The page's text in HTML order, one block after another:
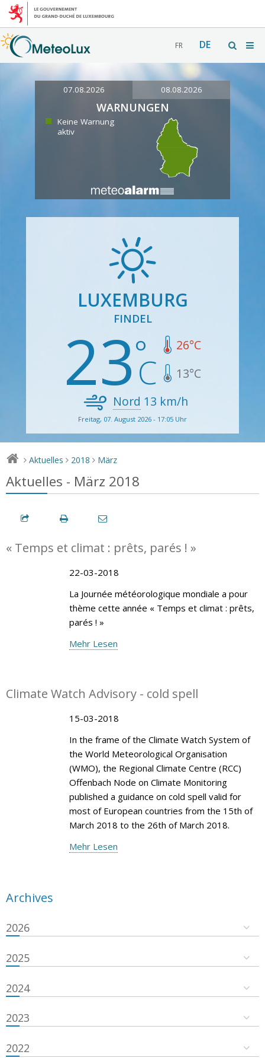
FR DE
07.08.2026 08.08.2026
WARNUNGEN
Keine Warnung
aktiv
LUXEMBURG
FINDEL
23 26°C
13°C
Nord 13 km/h
Freitag, 07. August 2026 - 17:05 Uhr
> Aktuelles > 2018 > März
Aktuelles - März 2018
« Temps et climat : prêts, parés ! »
22-03-2018
La Journée météorologique mondiale a pour
thème cette année « Temps et climat : prêts,
parés ! »
Mehr Lesen
Climate Watch Advisory - cold spell
15-03-2018
In the frame of the Climate Watch System of
the World Meteorological Organisation
(WMO), the Regional Climate Centre (RCC)
Offenbach Node on Climate Monitoring
published a guidance on cold spell valid for
most of European countries from the 15th of
March 2018 to the 26th of March 2018.
Mehr Lesen
Archives
2026
2025
2024
2023
2022